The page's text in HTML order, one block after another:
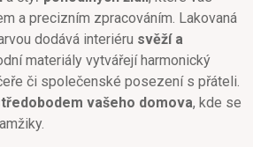
a precizním zpracováním. Lakovaná
dodává interiéru svěží a
materiály vytvářejí harmonický
či společenské posezení s přáteli.
vašeho domova, kde se